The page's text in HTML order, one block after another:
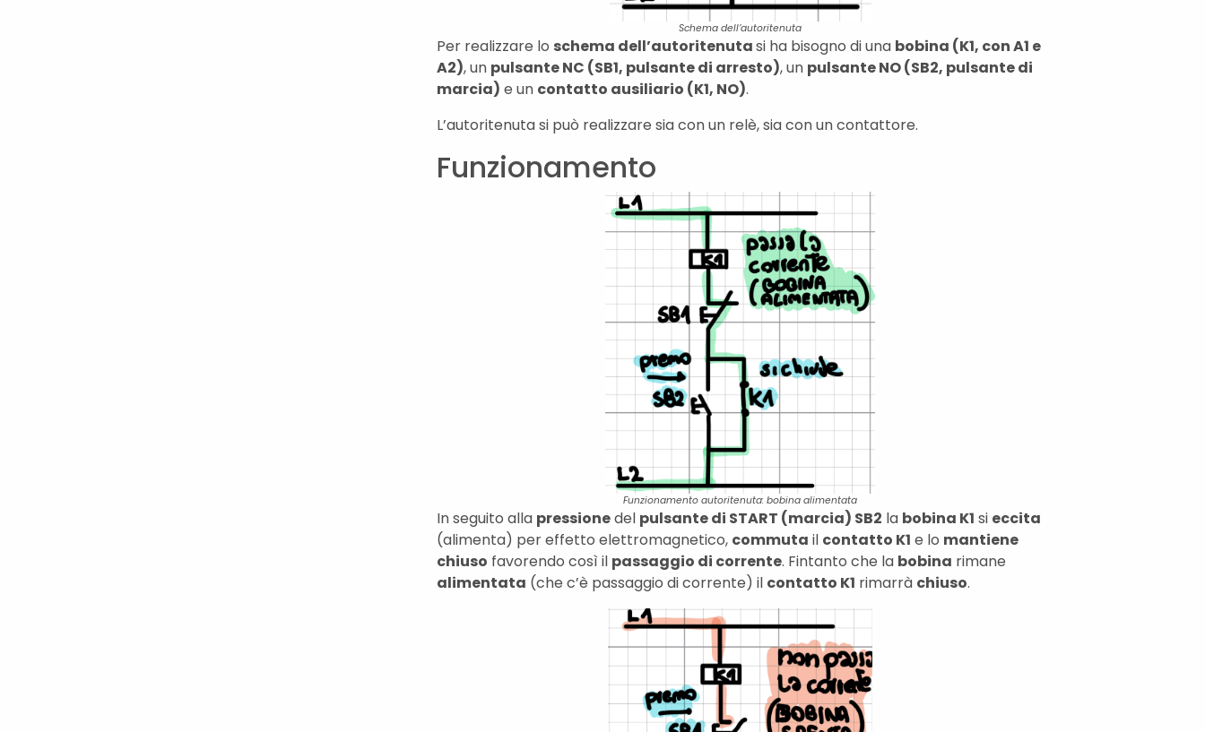
Schema dell’autoritenuta
Per realizzare lo schema dell’autoritenutasi ha bisogno di una bobina (K1, con A1 e
A2), un pulsante NC (SB1, pulsante di arresto), un pulsante NO (SB2, pulsante di
marcia) e un contatto ausiliario (K1, NO).
L’autoritenuta si può realizzare sia con un relè, sia con un contattore.
Funzionamento
Funzionamento autoritenuta: bobina alimentata
In seguito alla pressionedel pulsante di START (marcia) SB2 la bobina K1 si eccita
(alimenta) per effetto elettromagnetico, commuta il contatto K1 e lo mantiene
chiuso favorendo così il passaggio di corrente. Fintanto che la bobina rimane
alimentata (che c’è passaggio di corrente) il contatto K1 rimarrà chiuso.